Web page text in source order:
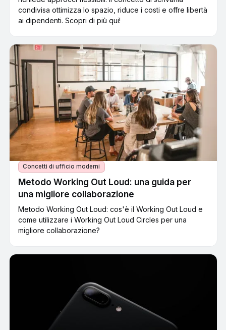
condivisa ottimizza lo spazio, riduce i costi e offre libertà
ai dipendenti. Scopri di più qui!
Concetti di ufficio moderni
Metodo Working Out Loud: una guida per
una migliore collaborazione
Metodo Working Out Loud: cos'è il Working Out Loud e
come utilizzare i Working Out Loud Circles per una
migliore collaborazione?